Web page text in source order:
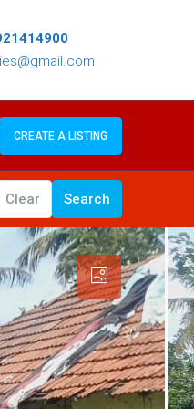
CREATE A LISTING
Clear Search